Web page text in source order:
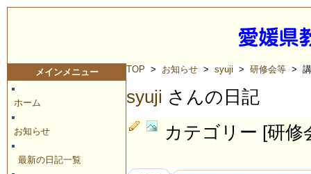
メインメニュー
ホーム
お知らせ
最新の日記一覧
TOP > お知らせ > syuji > 研修会等 > 講
syuji さんの日記
カテゴリー [研